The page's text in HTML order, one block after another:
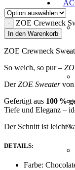
ZOE Crewneck
In den Warenkorb
ZOE Crewneck
So weich, so pur –
DerZOE Sweatervon
Gefertigt aus 100 %
Tiefe und Eleganz –
Der Schnitt ist leicht
DETAILS:
Farbe: